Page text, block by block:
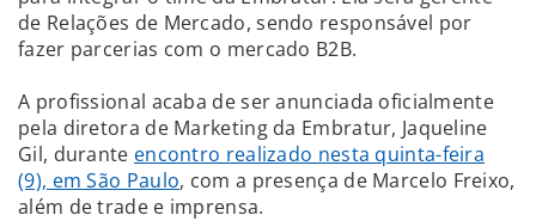
de Relações de Mercado, sendo responsável por
fazer parcerias com o mercado B2B.
A profissional acaba de ser anunciada oficialmente
pela diretora de Marketing da Embratur, Jaqueline
Gil, durante encontro realizado nesta quinta-feira
(9), em São Paulo, com a presença de Marcelo Freixo,
além de trade e imprensa.